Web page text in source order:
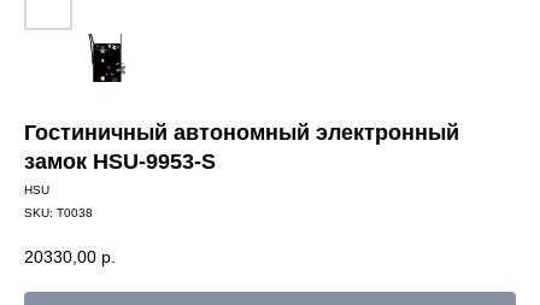
Гостиничный автономный электронный
замок HSU-9953-S
HSU
SKU: T0038
20330,00 р.